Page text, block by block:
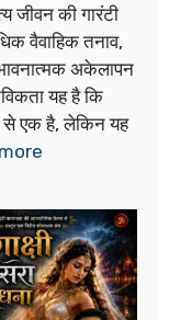
जीवन की गारंटी
वैवाहिक तनाव,
भावनात्मक अकेलापन
यह है कि
से एक है, लेकिन यह